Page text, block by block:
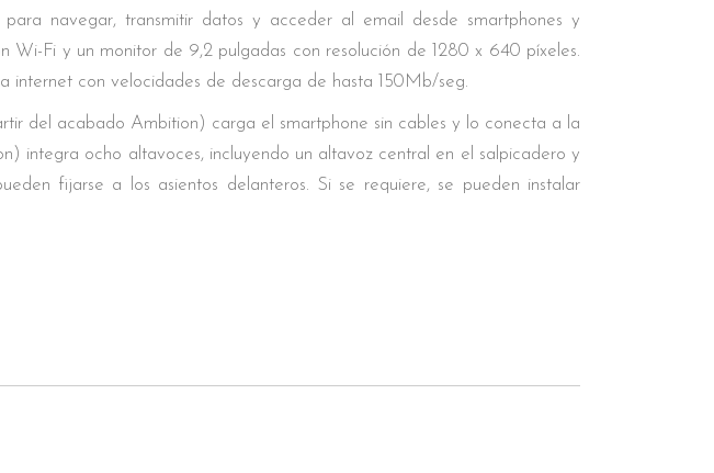
navegar, transmitir datos y acceder al email desde smartphones y
Wi-Fi y un monitor de 9,2 pulgadas con resolución de 1280 x 640 píxeles.
con velocidades de descarga de hasta 150Mb/seg.
del acabado Ambition) carga el smartphone sin cables y lo conecta a la
integra ocho altavoces, incluyendo un altavoz central en el salpicadero y
fijarse a los asientos delanteros. Si se requiere, se pueden instalar